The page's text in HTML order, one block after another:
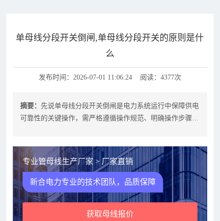
单母线分段开关倒闸,单母线分段开关的原则是什
么
发布时间：2026-07-01 11:06:24 阅读：4377次
摘要：先说单母线分段开关倒闸是电力系统运行中保障供电
可靠性的关键操作，需严格遵循操作规范、明确操作步骤，
专业管母线生产厂家 > 厂家直销
新合电力专业的技术团队，品质保障
获取母线报价